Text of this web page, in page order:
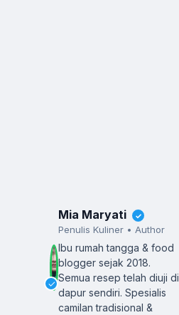
✓
Mia Maryati ✓
Penulis Kuliner • Author
Ibu rumah tangga & food
blogger sejak 2018.
Semua resep telah diuji di
dapur sendiri.Spesialis
camilan tradisional &